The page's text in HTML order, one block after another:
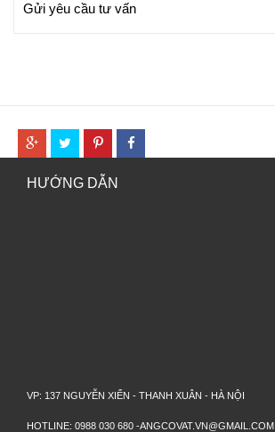
Gửi yêu cầu tư vấn
HƯỚNG DẪN
VP: 137 NGUYỄN XIỂN - THANH XUÂN - HÀ NỘI
HOTLINE: 0988 030 680 -ANGCOVAT.VN@GMAIL.COM